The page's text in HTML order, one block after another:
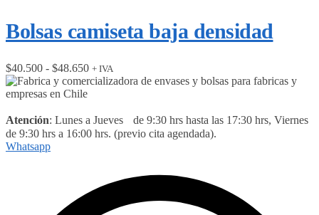
hasta
$59.800
Bolsas camiseta baja densidad
$40.500 - $48.650Rango
de
$40.500
hasta
+ IVA
Atención: Lunes a Jueves de 9:30 hrs hasta las 17:30 hrs, Viernes
de 9:30 hrs a 16:00 hrs. (previo cita agendada).
Whatsapp